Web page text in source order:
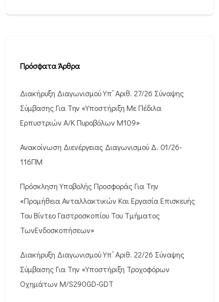
Πρόσφατα Άρθρα
Διακήρυξη Διαγωνισμού Υπ’ Αριθ. 27/26 Σύναψης
Σύμβασης Για Την «Υποστήριξη Με Πέδιλα
Ερπυστριών Α/Κ Πυροβόλων M109»
Ανακοίνωση Διενέργειας Διαγωνισμού Δ. 01/26-
116ΠΜ
Πρόσκληση Υποβολής Προσφοράς Για Την
«Προμήθεια Ανταλλακτικών Και Εργασία Επισκευής
Του Βίντεο Γαστροσκοπίου Του Τμήματος
ΤωνΕνδοσκοπήσεων»
Διακήρυξη Διαγωνισμού Υπ’ Αριθ. 22/26 Σύναψης
Σύμβασης Για Την «Υποστήριξη Τροχοφόρων
Οχημάτων M/S290GD-GDT